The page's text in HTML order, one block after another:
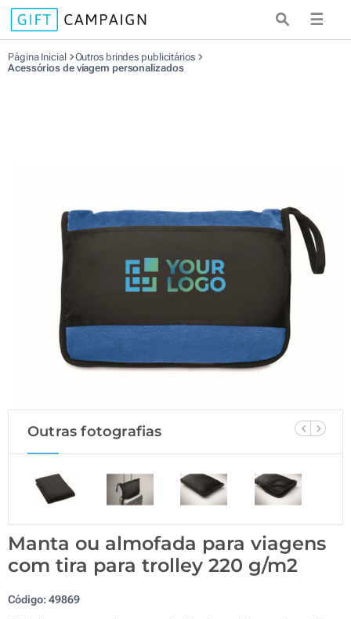
☰
Página Inicial
Outros brindes publicitários
Acessórios de viagem personalizados
Outras fotografias
Manta ou almofada para viagens
com tira para trolley 220 g/m2
Código:49869